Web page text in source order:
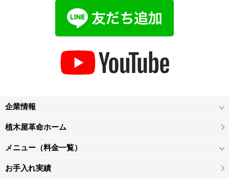
企業情報
植木屋革命ホーム
メニュー（料金一覧）
お手入れ実績